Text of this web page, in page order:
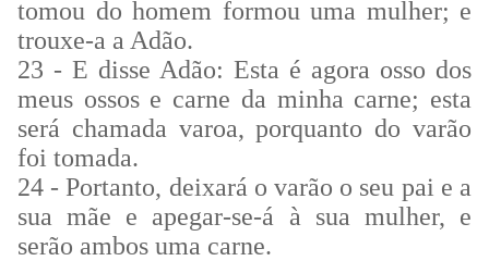
tomou do homem formou uma mulher; e
trouxe-a a Adão.
23 - E disse Adão: Esta é agora osso dos
meus ossos e carne da minha carne; esta
será chamada varoa, porquanto do varão
foi tomada.
24 - Portanto, deixará o varão o seu pai e a
sua mãe e apegar-se-á à sua mulher, e
serão ambos uma carne.